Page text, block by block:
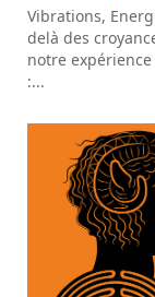
Vibrations,
delà des
notre
:...